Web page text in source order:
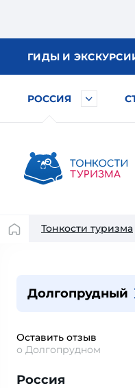
ГИДЫ И
РОССИЯ
Тонкости туризма
Долгопрудный
Оставить отзыв
о Долгопрудном
Россия